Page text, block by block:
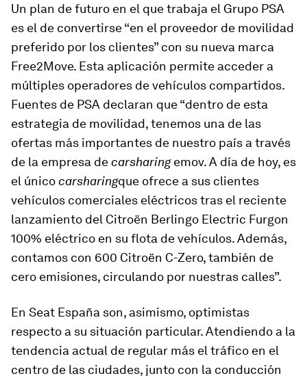
Un plan de futuro en el que trabaja el Grupo PSA
es el de convertirse “en el proveedor de movilidad
preferido por los clientes” con su nueva marca
Free2Move. Esta aplicación permite acceder a
múltiples operadores de vehículos compartidos.
Fuentes de PSA declaran que “dentro de esta
estrategia de movilidad, tenemos una de las
ofertas más importantes de nuestro país a través
de la empresa decarsharingemov. A día de hoy, es
el únicocarsharingque ofrece a sus clientes
vehículos comerciales eléctricos tras el reciente
lanzamiento del Citroën Berlingo Electric Furgon
100% eléctrico en su flota de vehículos. Además,
contamos con 600 Citroën C-Zero, también de
cero emisiones, circulando por nuestras calles”.
En Seat España son, asimismo, optimistas
respecto a su situación particular. Atendiendo a la
tendencia actual de regular más el tráfico en el
centro de las ciudades, junto con la conducción